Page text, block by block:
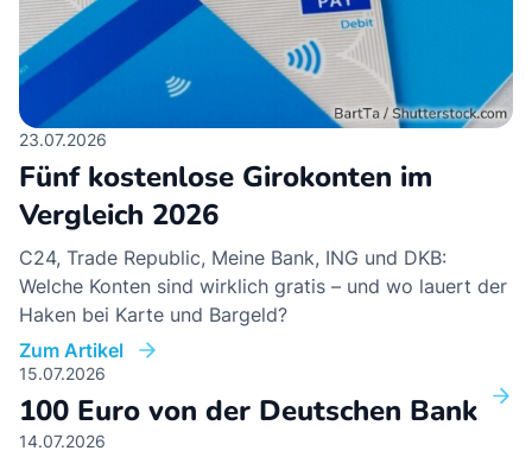
23.07.2026
Fünf kostenlose Girokonten im
Vergleich 2026
C24, Trade Republic, Meine Bank, ING und DKB:
Welche Konten sind wirklich gratis – und wo lauert der
Haken bei Karte und Bargeld?
Zum Artikel
15.07.2026
100 Euro von der Deutschen Bank
14.07.2026